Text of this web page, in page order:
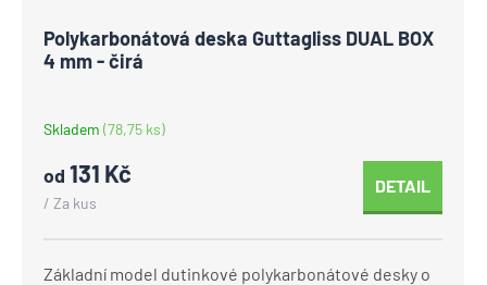
Polykarbonátová deska Guttagliss DUAL BOX
4 mm - čirá
Skladem (78,75 ks)
od 131 Kč
/ Za kus
DETAIL
Základní model dutinkové polykarbonátové desky o